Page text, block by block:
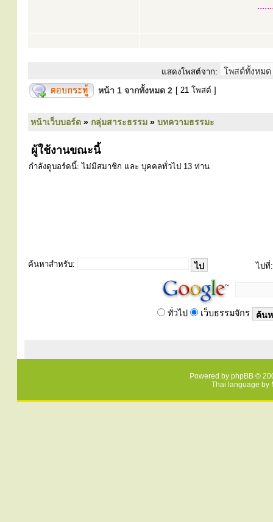
แสดงโพสต์จาก:
หน้า 1 จากทั้งหมด 2 [ 21 โพสต์ ]
หน้าเว็บบอร์ด » กลุ่มสาระธรรม » บทความธรรมะ
ผู้ใช้งานขณะนี้
กำลังดูบอร์ดนี้: ไม่มีสมาชิก และ บุคคลทั่วไป 13 ท่าน
ค้นหาสำหรับ: ไปที่:
ทั่วไป เว็บธรรมจักร
Powered by phpBB ©
Thai language by